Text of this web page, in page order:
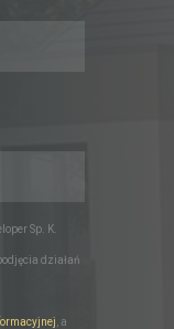
Sp. K.
działań
, a